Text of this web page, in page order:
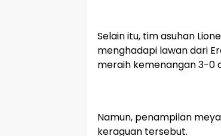
Selain itu, tim asuhan
menghadapi lawan dari
meraih kemenangan 3-0
Namun, penampilan
keraguan tersebut.